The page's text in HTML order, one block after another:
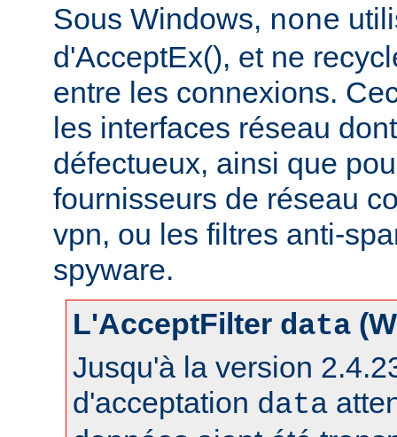
Sous Windows, none
d'AcceptEx(), et ne
entre les connexions.
les interfaces réseau
défectueux, ainsi que
fournisseurs de réseau
vpn, ou les filtres anti-
spyware.
L'AcceptFilter data
Jusqu'à la version
d'acceptation data